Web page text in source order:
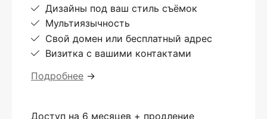
Дизайны под ваш стиль съёмок
Мультиязычность
Свой домен или бесплатный адрес
Визитка с вашими контактами
Подробнее →
Доступ на 6 месяцев + продление